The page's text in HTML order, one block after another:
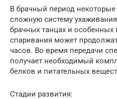
В брачный период
сложную систему
брачных танцах и особенных
спаривания может
часов. Во время передачи
получает необходимый
белков и питательных
Стадии развития: